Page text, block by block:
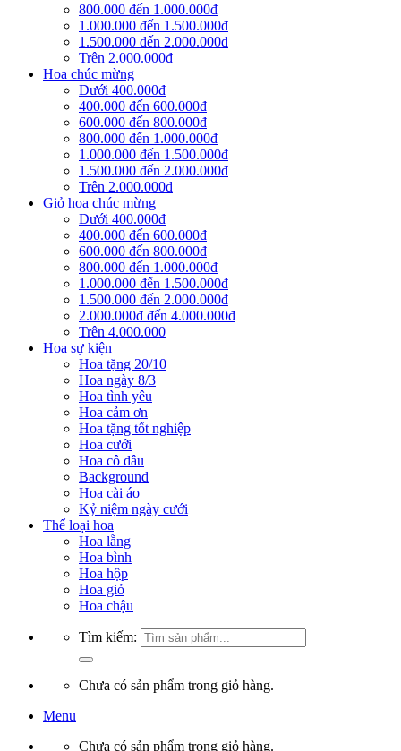
800.000 đến 1.000.000đ
1.000.000 đến 1.500.000đ
1.500.000 đến 2.000.000đ
Trên 2.000.000đ
Hoa chúc mừng
Dưới 400.000đ
400.000 đến 600.000đ
600.000 đến 800.000đ
800.000 đến 1.000.000đ
1.000.000 đến 1.500.000đ
1.500.000 đến 2.000.000đ
Trên 2.000.000đ
Giỏ hoa chúc mừng
Dưới 400.000đ
400.000 đến 600.000đ
600.000 đến 800.000đ
800.000 đến 1.000.000đ
1.000.000 đến 1.500.000đ
1.500.000 đến 2.000.000đ
2.000.000đ đến 4.000.000đ
Trên 4.000.000
Hoa sự kiện
Hoa tặng 20/10
Hoa ngày 8/3
Hoa tình yêu
Hoa cảm ơn
Hoa tặng tốt nghiệp
Hoa cưới
Hoa cô dâu
Background
Hoa cài áo
Kỷ niệm ngày cưới
Thể loại hoa
Hoa lẵng
Hoa bình
Hoa hộp
Hoa giỏ
Hoa chậu
Tìm kiếm:
Chưa có sản phẩm trong giỏ hàng.
Menu
Chưa có sản phẩm trong giỏ hàng.